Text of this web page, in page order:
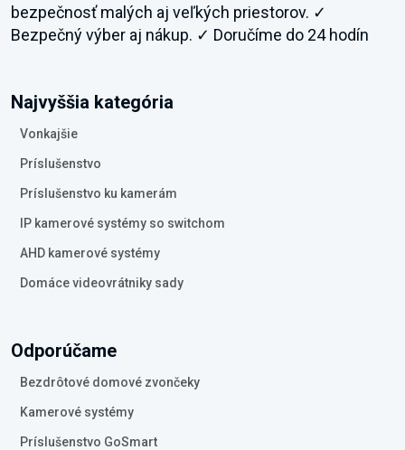
bezpečnosť malých aj veľkých priestorov. ✓
Bezpečný výber aj nákup. ✓ Doručíme do 24 hodín
Najvyššia kategória
Vonkajšie
Príslušenstvo
Príslušenstvo ku kamerám
IP kamerové systémy so switchom
AHD kamerové systémy
Domáce videovrátniky sady
Odporúčame
Bezdrôtové domové zvončeky
Kamerové systémy
Príslušenstvo GoSmart